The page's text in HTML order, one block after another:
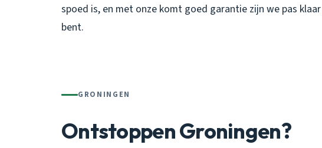
spoed is, en met onze komt goed garantie zijn we pas
bent.
GRONINGEN
Ontstoppen Groningen?